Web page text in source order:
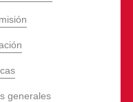
generales